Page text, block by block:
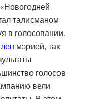
талисманом
в голосовании.
мэрией, так
голосов
вели